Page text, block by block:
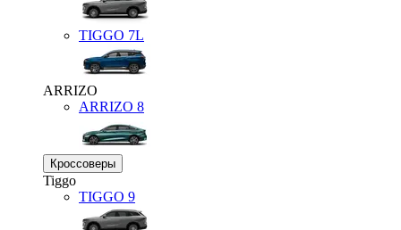
TIGGO 7L
ARRIZO
ARRIZO 8
Кроссоверы
Tiggo
TIGGO 9